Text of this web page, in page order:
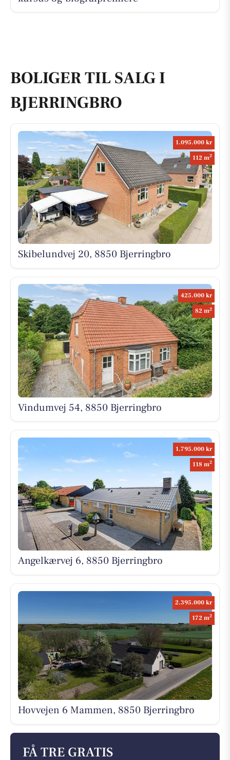
BOLIGER TIL SALG I
BJERRINGBRO
1.095.000 kr
112 m2
Skibelundvej 20, 8850 Bjerringbro
425.000 kr
82 m2
Vindumvej 54, 8850 Bjerringbro
1.795.000 kr
118 m2
Angelkærvej 6, 8850 Bjerringbro
2.395.000 kr
172 m2
Hovvejen 6 Mammen, 8850 Bjerringbro
FÅ TRE GRATIS